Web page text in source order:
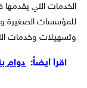
الخدمات التي
للمؤسسات الصغيرة
وتسهيلات وخدمات
اقرأ أيضاً: دوام